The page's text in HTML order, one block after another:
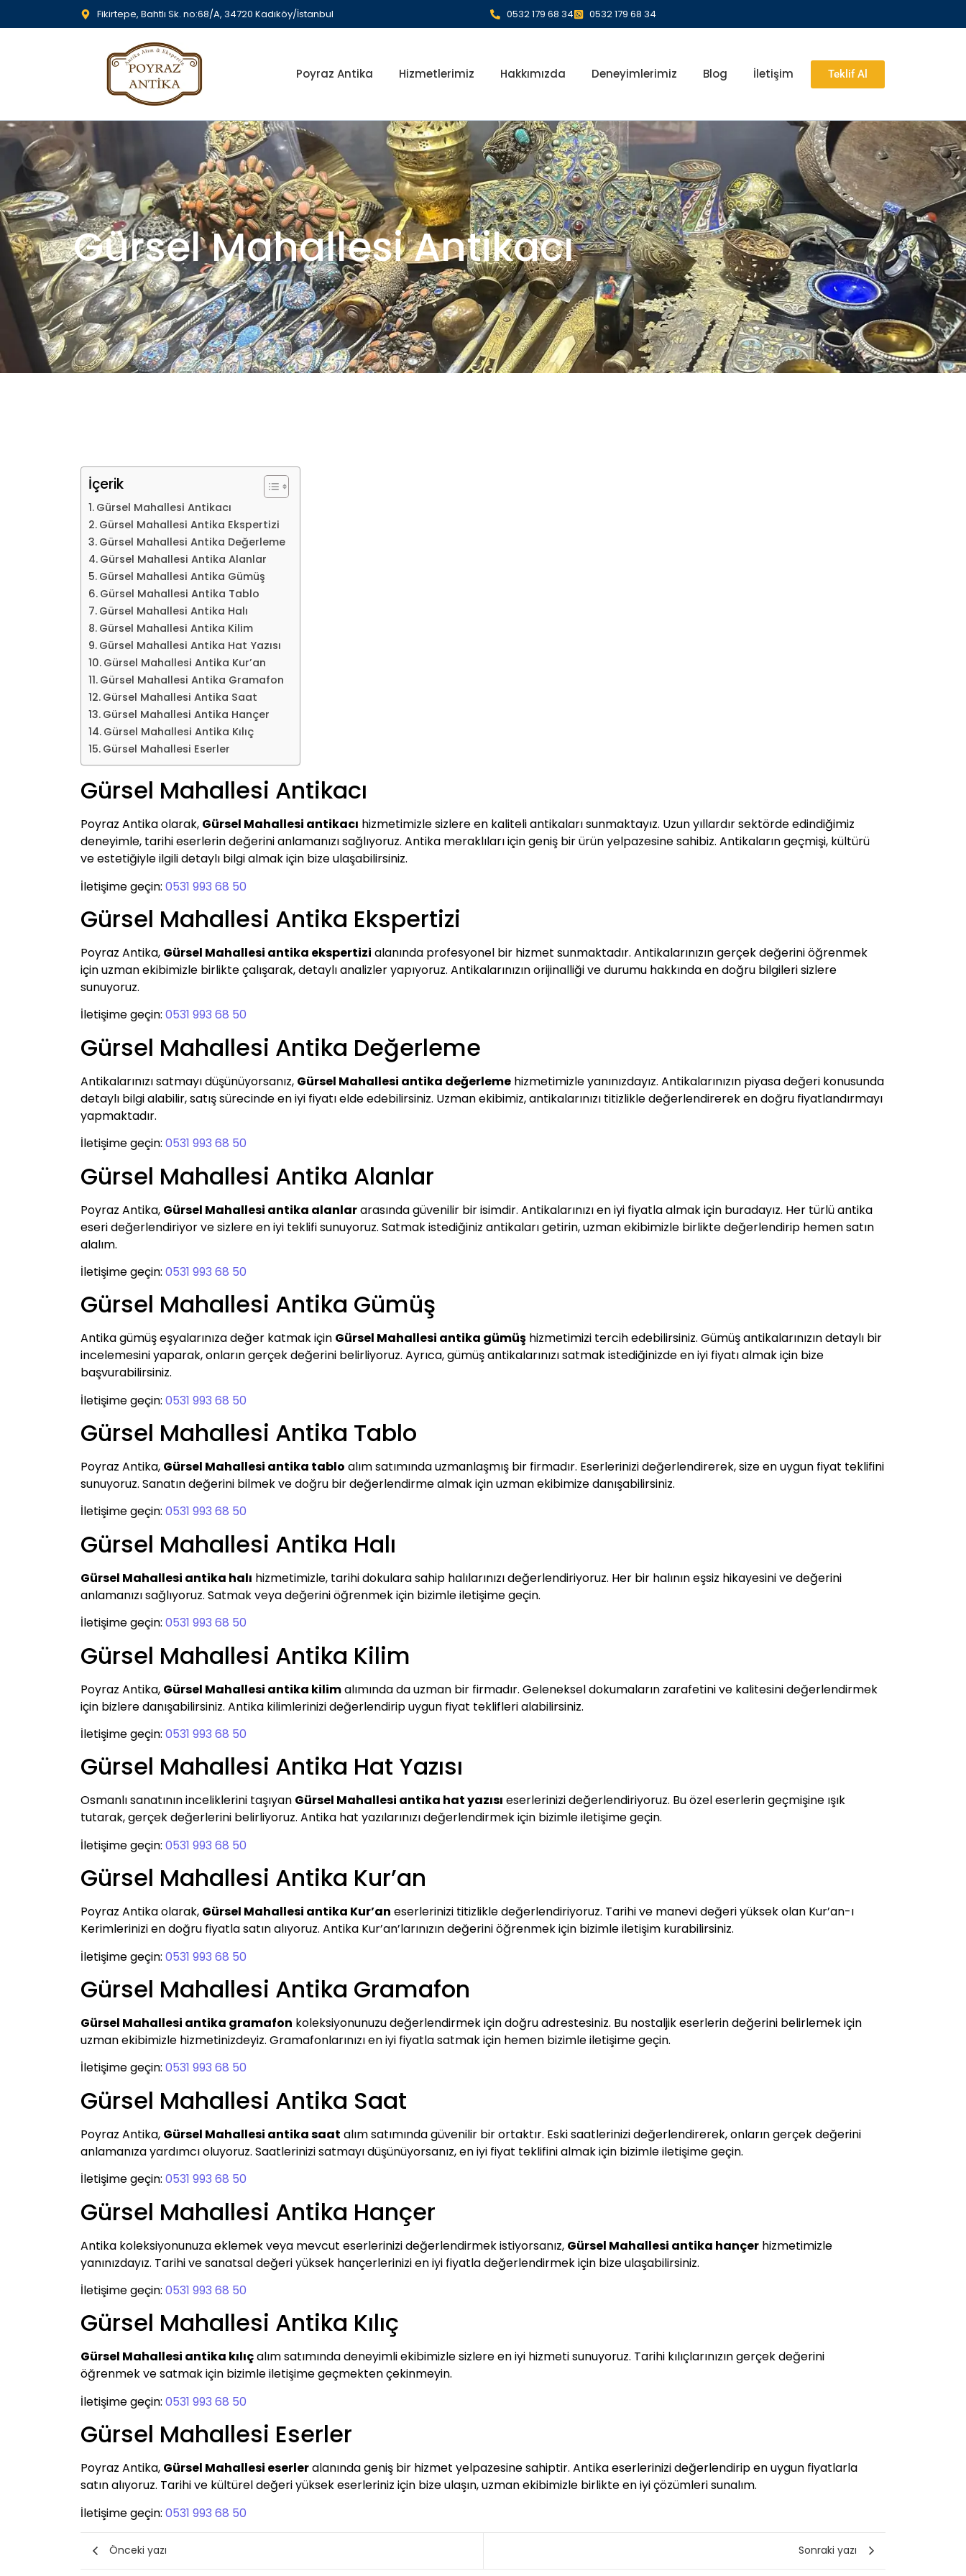
Fikirtepe, Bahtlı Sk. no:68/A, 34720 Kadıköy/İstanbul 0532 179 68 34 0532 179 68 34
Poyraz Antika Hizmetlerimiz Hakkımızda Deneyimlerimiz Blog İletişim Teklif Al
Gürsel Mahallesi Antikacı
İçerik
Gürsel Mahallesi Antikacı
Gürsel Mahallesi Antika Ekspertizi
Gürsel Mahallesi Antika Değerleme
Gürsel Mahallesi Antika Alanlar
Gürsel Mahallesi Antika Gümüş
Gürsel Mahallesi Antika Tablo
Gürsel Mahallesi Antika Halı
Gürsel Mahallesi Antika Kilim
Gürsel Mahallesi Antika Hat Yazısı
Gürsel Mahallesi Antika Kur’an
Gürsel Mahallesi Antika Gramafon
Gürsel Mahallesi Antika Saat
Gürsel Mahallesi Antika Hançer
Gürsel Mahallesi Antika Kılıç
Gürsel Mahallesi Eserler
Gürsel Mahallesi Antikacı
Poyraz Antika olarak, Gürsel Mahallesi antikacı hizmetimizle sizlere en kaliteli antikaları sunmaktayız. Uzun yıllardır sektörde edindiğimiz
deneyimle, tarihi eserlerin değerini anlamanızı sağlıyoruz. Antika meraklıları için geniş bir ürün yelpazesine sahibiz. Antikaların geçmişi, kültürü
ve estetiğiyle ilgili detaylı bilgi almak için bize ulaşabilirsiniz.
İletişime geçin: 0531 993 68 50
Gürsel Mahallesi Antika Ekspertizi
Poyraz Antika, Gürsel Mahallesi antika ekspertizi alanında profesyonel bir hizmet sunmaktadır. Antikalarınızın gerçek değerini öğrenmek
için uzman ekibimizle birlikte çalışarak, detaylı analizler yapıyoruz. Antikalarınızın orijinalliği ve durumu hakkında en doğru bilgileri sizlere
sunuyoruz.
İletişime geçin: 0531 993 68 50
Gürsel Mahallesi Antika Değerleme
Antikalarınızı satmayı düşünüyorsanız, Gürsel Mahallesi antika değerleme hizmetimizle yanınızdayız. Antikalarınızın piyasa değeri konusunda
detaylı bilgi alabilir, satış sürecinde en iyi fiyatı elde edebilirsiniz. Uzman ekibimiz, antikalarınızı titizlikle değerlendirerek en doğru fiyatlandırmayı
yapmaktadır.
İletişime geçin: 0531 993 68 50
Gürsel Mahallesi Antika Alanlar
Poyraz Antika, Gürsel Mahallesi antika alanlararasında güvenilir bir isimdir. Antikalarınızı en iyi fiyatla almak için buradayız. Her türlü antika
eseri değerlendiriyor ve sizlere en iyi teklifi sunuyoruz. Satmak istediğiniz antikaları getirin, uzman ekibimizle birlikte değerlendirip hemen satın
alalım.
İletişime geçin: 0531 993 68 50
Gürsel Mahallesi Antika Gümüş
Antika gümüş eşyalarınıza değer katmak için Gürsel Mahallesi antika gümüş hizmetimizi tercih edebilirsiniz. Gümüş antikalarınızın detaylı bir
incelemesini yaparak, onların gerçek değerini belirliyoruz. Ayrıca, gümüş antikalarınızı satmak istediğinizde en iyi fiyatı almak için bize
başvurabilirsiniz.
İletişime geçin: 0531 993 68 50
Gürsel Mahallesi Antika Tablo
Poyraz Antika, Gürsel Mahallesi antika tablo alım satımında uzmanlaşmış bir firmadır. Eserlerinizi değerlendirerek, size en uygun fiyat teklifini
sunuyoruz. Sanatın değerini bilmek ve doğru bir değerlendirme almak için uzman ekibimize danışabilirsiniz.
İletişime geçin: 0531 993 68 50
Gürsel Mahallesi Antika Halı
Gürsel Mahallesi antika halı hizmetimizle, tarihi dokulara sahip halılarınızı değerlendiriyoruz. Her bir halının eşsiz hikayesini ve değerini
anlamanızı sağlıyoruz. Satmak veya değerini öğrenmek için bizimle iletişime geçin.
İletişime geçin: 0531 993 68 50
Gürsel Mahallesi Antika Kilim
Poyraz Antika, Gürsel Mahallesi antika kilimalımında da uzman bir firmadır. Geleneksel dokumaların zarafetini ve kalitesini değerlendirmek
için bizlere danışabilirsiniz. Antika kilimlerinizi değerlendirip uygun fiyat teklifleri alabilirsiniz.
İletişime geçin: 0531 993 68 50
Gürsel Mahallesi Antika Hat Yazısı
Osmanlı sanatının inceliklerini taşıyan Gürsel Mahallesi antika hat yazısı eserlerinizi değerlendiriyoruz. Bu özel eserlerin geçmişine ışık
tutarak, gerçek değerlerini belirliyoruz. Antika hat yazılarınızı değerlendirmek için bizimle iletişime geçin.
İletişime geçin: 0531 993 68 50
Gürsel Mahallesi Antika Kur’an
Poyraz Antika olarak, Gürsel Mahallesi antika Kur’an eserlerinizi titizlikle değerlendiriyoruz. Tarihi ve manevi değeri yüksek olan Kur’an-ı
Kerimlerinizi en doğru fiyatla satın alıyoruz. Antika Kur’an’larınızın değerini öğrenmek için bizimle iletişim kurabilirsiniz.
İletişime geçin: 0531 993 68 50
Gürsel Mahallesi Antika Gramafon
Gürsel Mahallesi antika gramafon koleksiyonunuzu değerlendirmek için doğru adrestesiniz. Bu nostaljik eserlerin değerini belirlemek için
uzman ekibimizle hizmetinizdeyiz. Gramafonlarınızı en iyi fiyatla satmak için hemen bizimle iletişime geçin.
İletişime geçin: 0531 993 68 50
Gürsel Mahallesi Antika Saat
Poyraz Antika, Gürsel Mahallesi antika saat alım satımında güvenilir bir ortaktır. Eski saatlerinizi değerlendirerek, onların gerçek değerini
anlamanıza yardımcı oluyoruz. Saatlerinizi satmayı düşünüyorsanız, en iyi fiyat teklifini almak için bizimle iletişime geçin.
İletişime geçin: 0531 993 68 50
Gürsel Mahallesi Antika Hançer
Antika koleksiyonunuza eklemek veya mevcut eserlerinizi değerlendirmek istiyorsanız, Gürsel Mahallesi antika hançer hizmetimizle
yanınızdayız. Tarihi ve sanatsal değeri yüksek hançerlerinizi en iyi fiyatla değerlendirmek için bize ulaşabilirsiniz.
İletişime geçin: 0531 993 68 50
Gürsel Mahallesi Antika Kılıç
Gürsel Mahallesi antika kılıçalım satımında deneyimli ekibimizle sizlere en iyi hizmeti sunuyoruz. Tarihi kılıçlarınızın gerçek değerini
öğrenmek ve satmak için bizimle iletişime geçmekten çekinmeyin.
İletişime geçin: 0531 993 68 50
Gürsel Mahallesi Eserler
Poyraz Antika, Gürsel Mahallesi eserleralanında geniş bir hizmet yelpazesine sahiptir. Antika eserlerinizi değerlendirip en uygun fiyatlarla
satın alıyoruz. Tarihi ve kültürel değeri yüksek eserleriniz için bize ulaşın, uzman ekibimizle birlikte en iyi çözümleri sunalım.
İletişime geçin: 0531 993 68 50
Önceki yazı Sonraki yazı